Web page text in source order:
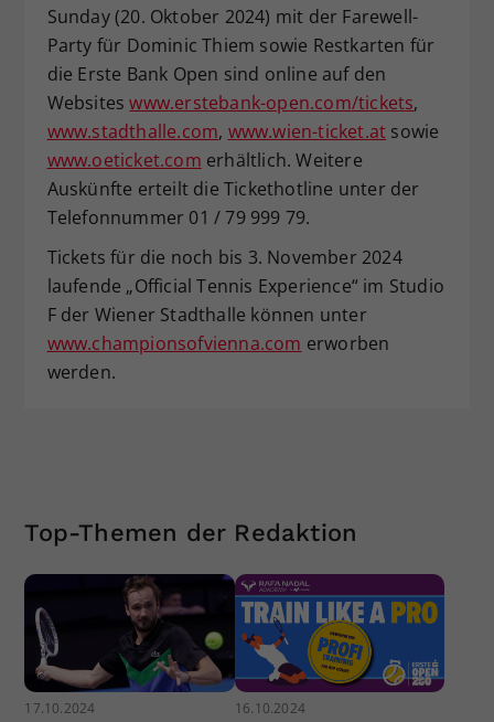
Sunday (20. Oktober 2024) mit der Farewell-
Party für Dominic Thiem sowie Restkarten für
die Erste Bank Open sind online auf den
Websiteswww.erstebank-open.com/tickets,
www.stadthalle.com, www.wien-ticket.at sowie
www.oeticket.com erhältlich. Weitere
Auskünfte erteilt die Tickethotline unter der
Telefonnummer 01 / 79 999 79.
Tickets für die noch bis 3. November 2024
laufende „Official Tennis Experience“ im Studio
F der Wiener Stadthalle können unter
www.championsofvienna.com erworben
werden.
Top-Themen der Redaktion
17.10.2024 16.10.2024